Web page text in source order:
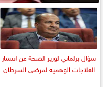
سؤال برلماني لوزير الصحة عن انتشار
العلاجات الوهمية لمرضى السرطان